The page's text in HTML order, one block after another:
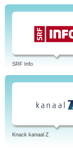
SRF Info
Knack kanaal Z